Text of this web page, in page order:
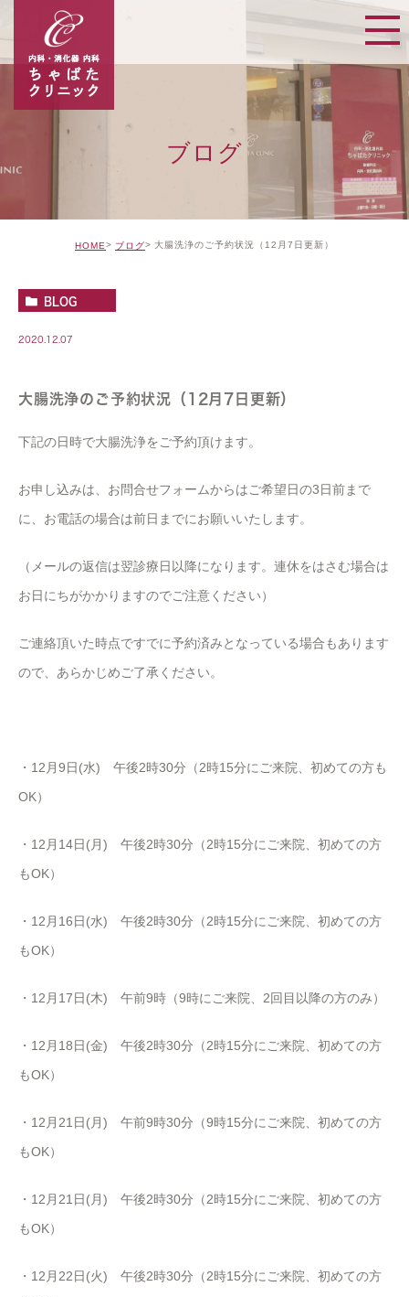
ブログ
HOME ブログ 大腸洗浄のご予約状況（12月7日更新）
BLOG
2020.12.07
大腸洗浄のご予約状況（12月7日更新）
下記の日時で大腸洗浄をご予約頂けます。
お申し込みは、お問合せフォームからはご希望日の3日前まで
に、お電話の場合は前日までにお願いいたします。
（メールの返信は翌診療日以降になります。連休をはさむ場合は
お日にちがかかりますのでご注意ください）
ご連絡頂いた時点ですでに予約済みとなっている場合もあります
ので、あらかじめご了承ください。
・12月9日(水) 午後2時30分（2時15分にご来院、初めての方も
OK）
・12月14日(月) 午後2時30分（2時15分にご来院、初めての方
もOK）
・12月16日(水) 午後2時30分（2時15分にご来院、初めての方
もOK）
・12月17日(木) 午前9時（9時にご来院、2回目以降の方のみ）
・12月18日(金) 午後2時30分（2時15分にご来院、初めての方
もOK）
・12月21日(月) 午前9時30分（9時15分にご来院、初めての方
もOK）
・12月21日(月) 午後2時30分（2時15分にご来院、初めての方
もOK）
・12月22日(火) 午後2時30分（2時15分にご来院、初めての方